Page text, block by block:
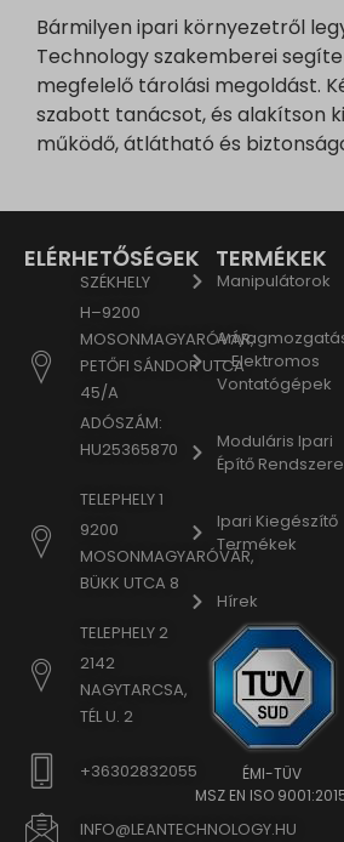
Bármilyen ipari környezetről
Technology szakemberei
megfelelő tárolási megoldást.
szabott tanácsot, és alakítson
működő, átlátható és
ELÉRHETŐSÉGEK
SZÉKHELY
H–9200
MOSONMAGYARÓVÁR,
PETŐFI SÁNDOR UTCA
45/A
ADÓSZÁM:
HU25365870
TELEPHELY 1
9200
MOSONMAGYARÓVÁR,
BÜKK UTCA 8
TELEPHELY 2
2142
NAGYTARCSA,
TÉL U. 2
+36302832055
INFO@LEANTECHNOLOGY.HU
TERMÉKEK
Manipulátorok
– Elektromos
Vontatógépek
Moduláris Ipari
Építő
Ipari Kiegészítő
Termékek
Hírek
ÉMI-TÜV
MSZ EN ISO
www.google.ro
www.google.rs
www.google.ru
www.google.si